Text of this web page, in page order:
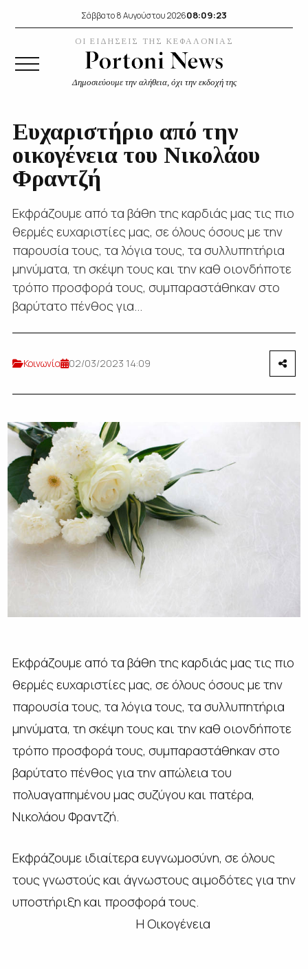
Σάββατο 8 Αυγούστου 202608:09:23
ΟΙ ΕΙΔΗΣΕΙΣ ΤΗΣ ΚΕΦΑΛΟΝΙΑΣ
Δημοσιεύουμε την αλήθεια, όχι την εκδοχή της
Ευχαριστήριο από την
οικογένεια του Νικολάου
Φραντζή
Εκφράζουμε από τα βάθη της καρδιάς μας τις πιο
θερμές ευχαριστίες μας, σε όλους όσους με την
παρουσία τους, τα λόγια τους, τα συλλυπητήρια
μηνύματα, τη σκέψη τους και την καθ οιονδήποτε
τρόπο προσφορά τους, συμπαραστάθηκαν στο
βαρύτατο πένθος για...
Κοινωνία 02/03/2023 14:09
Εκφράζουμε από τα βάθη της καρδιάς μας τις πιο
θερμές ευχαριστίες μας, σε όλους όσους με την
παρουσία τους, τα λόγια τους, τα συλλυπητήρια
μηνύματα, τη σκέψη τους και την καθ οιονδήποτε
τρόπο προσφορά τους, συμπαραστάθηκαν στο
βαρύτατο πένθος για την απώλεια του
πολυαγαπημένου μας συζύγου και πατέρα,
Νικολάου Φραντζή.
Εκφράζουμε ιδιαίτερα ευγνωμοσύνη, σε όλους
τους γνωστούς και άγνωστους αιμοδότες για την
υποστήριξη και προσφορά τους.
Η Οικογένεια